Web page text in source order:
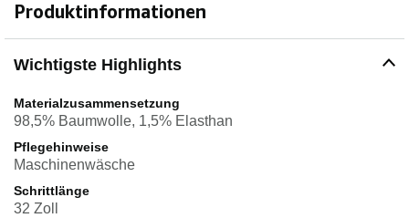
Produktinformationen
Wichtigste Highlights
Materialzusammensetzung
98,5% Baumwolle, 1,5% Elasthan
Pflegehinweise
Maschinenwäsche
Schrittlänge
32 Zoll